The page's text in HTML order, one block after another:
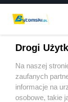
Wydawca mediów
Drogi
Na naszej
zaufanych
informacje na
osobowe, takie